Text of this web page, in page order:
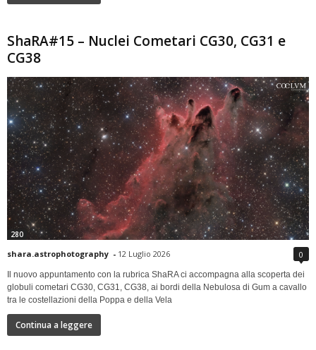
ShaRA#15 – Nuclei Cometari CG30, CG31 e
CG38
280
shara.astrophotography - 12 Luglio 2026 0
Il nuovo appuntamento con la rubrica ShaRA ci accompagna alla scoperta dei
globuli cometari CG30, CG31, CG38, ai bordi della Nebulosa di Gum a cavallo
tra le costellazioni della Poppa e della Vela
Continua a leggere